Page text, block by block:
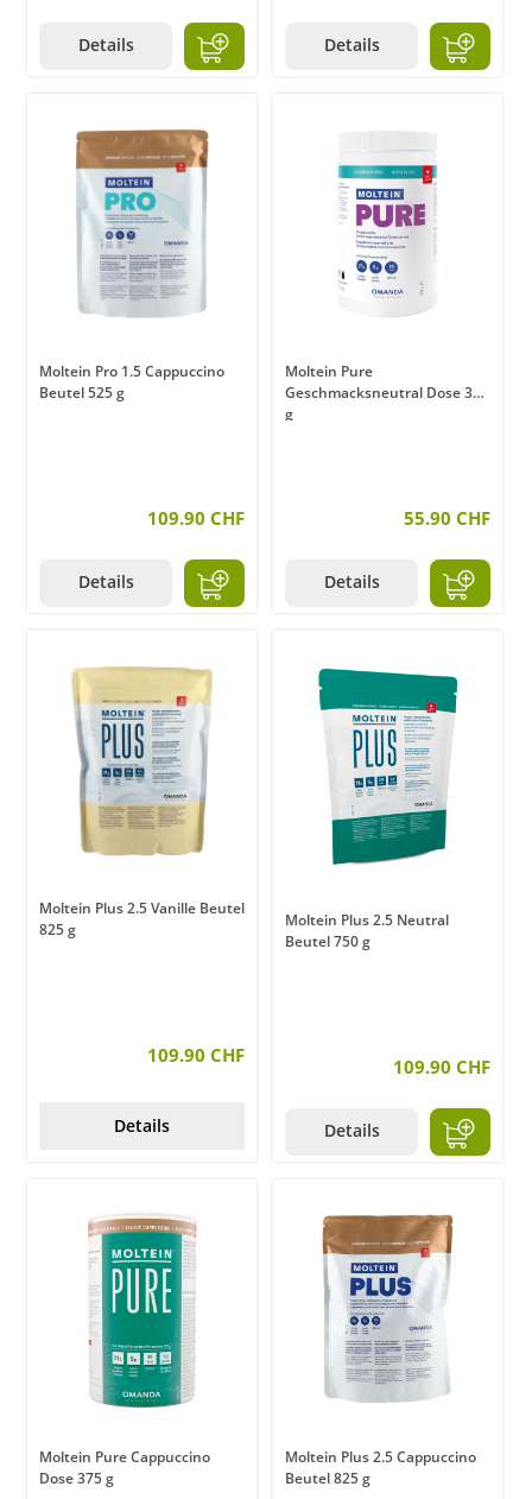
Details Details
Moltein Pro 1.5 Cappuccino
Beutel 525 g
109.90 CHF
Details
Moltein Pure
Geschmacksneutral Dose 375
g
55.90 CHF
Details
Moltein Plus 2.5 Vanille Beutel
825 g
109.90 CHF
Details
Moltein Plus 2.5 Neutral
Beutel 750 g
109.90 CHF
Details
Moltein Pure Cappuccino
Dose 375 g
Moltein Plus 2.5 Cappuccino
Beutel 825 g